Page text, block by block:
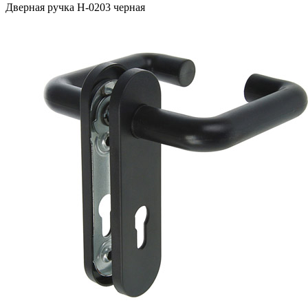
Дверная ручка H-0203 черная